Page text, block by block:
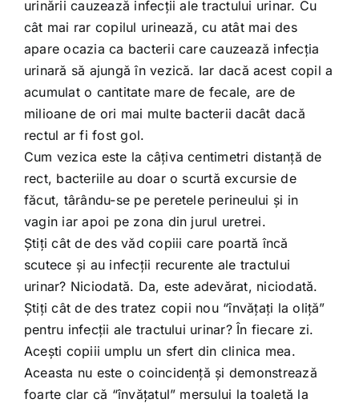
urinării cauzează infecţii ale tractului urinar. Cu
cât mai rar copilul urinează, cu atât mai des
apare ocazia ca bacterii care cauzează infecţia
urinară să ajungă în vezică. Iar dacă acest copil a
acumulat o cantitate mare de fecale, are de
milioane de ori mai multe bacterii dacât dacă
rectul ar fi fost gol.
Cum vezica este la câţiva centimetri distanţă de
rect, bacteriile au doar o scurtă excursie de
făcut, târându-se pe peretele perineului şi in
vagin iar apoi pe zona din jurul uretrei.
Ştiţi cât de des văd copiii care poartă încă
scutece şi au infecţii recurente ale tractului
urinar? Niciodată. Da, este adevărat, niciodată.
Ştiţi cât de des tratez copii nou “învăţaţi la oliţă”
pentru infecţii ale tractului urinar? În fiecare zi.
Aceşti copiii umplu un sfert din clinica mea.
Aceasta nu este o coincidenţă şi demonstrează
foarte clar că “învăţatul” mersului la toaletă la